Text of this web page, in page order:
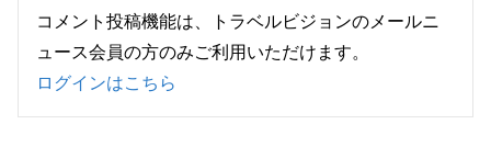
コメント投稿機能は、トラベルビジョンのメールニ
ュース会員の方のみご利用いただけます。
ログインはこちら